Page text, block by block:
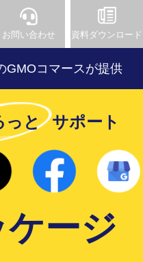
お問い合わせ 資料ダウンロード
GMOコマースが提供
っと サポート
ージ